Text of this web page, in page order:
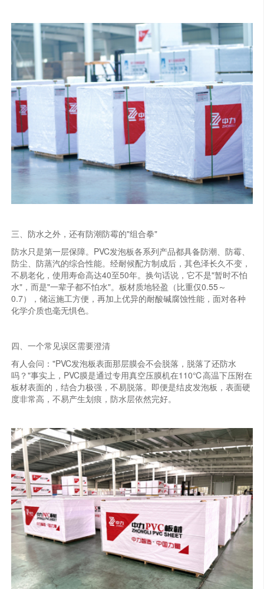
三、防水之外，还有防潮防霉的"组合拳"
防水只是第一层保障。PVC发泡板各系列产品都具备防潮、防霉、
防尘、防蒸汽的综合性能。经耐候配方制成后，其色泽长久不变，
不易老化，使用寿命高达40至50年。换句话说，它不是"暂时不怕
水"，而是"一辈子都不怕水"。板材质地轻盈（比重仅0.55～
0.7），储运施工方便，再加上优异的耐酸碱腐蚀性能，面对各种
化学介质也毫无惧色。
四、一个常见误区需要澄清
有人会问："PVC发泡板表面那层膜会不会脱落，脱落了还防水
吗？"事实上，PVC膜是通过专用真空压膜机在110℃高温下压附在
板材表面的，结合力极强，不易脱落。即便是结皮发泡板，表面硬
度非常高，不易产生划痕，防水层依然完好。